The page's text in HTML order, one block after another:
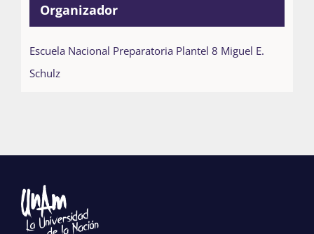
Organizador
Escuela Nacional Preparatoria Plantel 8 Miguel E.
Schulz